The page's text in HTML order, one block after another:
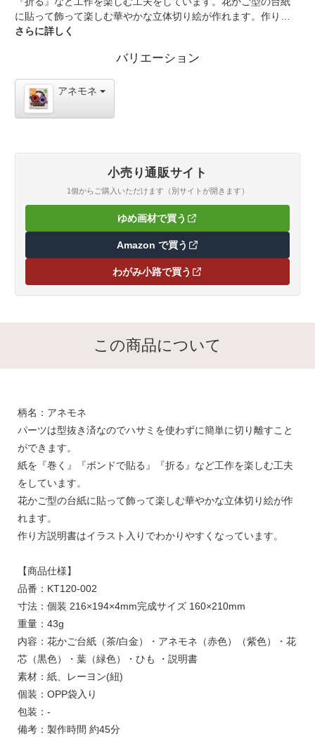
に貼って飾って楽しむ華やかな立体切り絵が作れます。作り方
説明書はイラスト入りでわかりやすくなっています。【商品仕
160×210mm重量：43g内容：花かご台紙（茶/白金）・アネモネ
素材：紙、レーヨン(紐)個装：OPP袋入り包装：-備考：製作時
間 約45分【用意するもの】木工用ボンド・目打ち・つまようじ
又は竹串・ぬれふきん
さらに詳しく
バリエーション
アネモネ
小売り通販サイト
1個からご購入いただけます（別サイトが開きます）
ゆめ画材で買う（新しいタブで開きます）
Amazon で買う（新しいタブで開きます）
わがみ小路で買う（新しいタブで開きます）
この商品について
柄名：アネモネ
パーツは型抜き済なのでハサミを使わずに簡単に切り離すこと
ができます。
紙を『巻く』『ボンドで貼る』『折る』など工作を楽しむ工夫
をしています。
花かご型の台紙に貼って飾って楽しむ華やかな立体切り絵が作
れます。
作り方説明書はイラスト入りでわかりやすくなっています。
【商品仕様】
品番：KT120-002
寸法：個装 216×194×4mm完成サイズ 160×210mm
重量：43g
内容：花かご台紙（茶/白金）・アネモネ（赤色）（紫色）・花
芯（黒色）・葉（緑色）・ひも ・説明書
素材：紙、レーヨン(紐)
個装：OPP袋入り
包装：-
備考：製作時間 約45分